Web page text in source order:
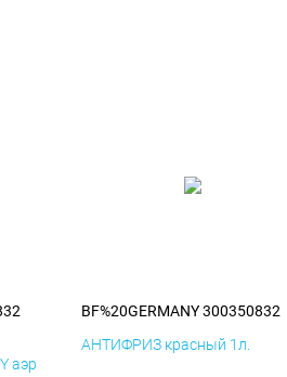
аэр
BF%20GERMANY 300350832
АНТИФРИЗ красный 1л.